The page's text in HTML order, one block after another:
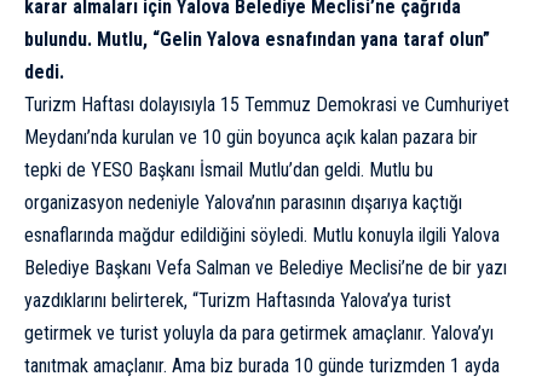
karar almaları için Yalova Belediye Meclisi’ne çağrıda
bulundu. Mutlu, “Gelin Yalova esnafından yana taraf olun”
dedi.
Turizm Haftası dolayısıyla 15 Temmuz Demokrasi ve Cumhuriyet
Meydanı’nda kurulan ve 10 gün boyunca açık kalan pazara bir
tepki de YESO Başkanı İsmail Mutlu’dan geldi. Mutlu bu
organizasyon nedeniyle Yalova’nın parasının dışarıya kaçtığı
esnaflarında mağdur edildiğini söyledi. Mutlu konuyla ilgili Yalova
Belediye Başkanı Vefa Salman ve Belediye Meclisi’ne de bir yazı
yazdıklarını belirterek, “Turizm Haftasında Yalova’ya turist
getirmek ve turist yoluyla da para getirmek amaçlanır. Yalova’yı
tanıtmak amaçlanır. Ama biz burada 10 günde turizmden 1 ayda